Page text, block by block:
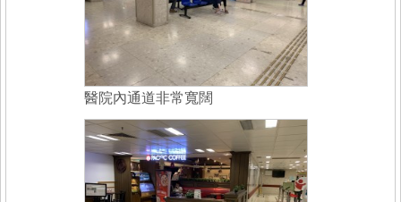
醫院內通道非常寬闊